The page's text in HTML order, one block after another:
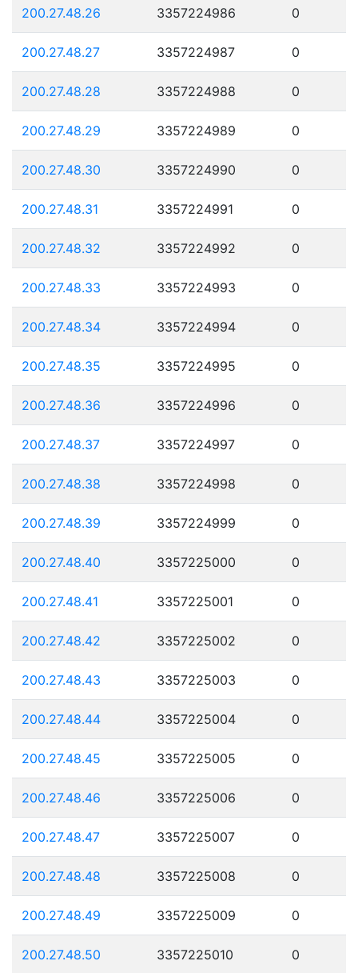
200.27.48.26 3357224986 0
200.27.48.27 3357224987 0
200.27.48.28 3357224988 0
200.27.48.29 3357224989 0
200.27.48.30 3357224990 0
200.27.48.31 3357224991 0
200.27.48.32 3357224992 0
200.27.48.33 3357224993 0
200.27.48.34 3357224994 0
200.27.48.35 3357224995 0
200.27.48.36 3357224996 0
200.27.48.37 3357224997 0
200.27.48.38 3357224998 0
200.27.48.39 3357224999 0
200.27.48.40 3357225000 0
200.27.48.41 3357225001 0
200.27.48.42 3357225002 0
200.27.48.43 3357225003 0
200.27.48.44 3357225004 0
200.27.48.45 3357225005 0
200.27.48.46 3357225006 0
200.27.48.47 3357225007 0
200.27.48.48 3357225008 0
200.27.48.49 3357225009 0
200.27.48.50 3357225010 0